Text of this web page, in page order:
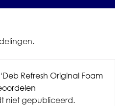
Refresh Original Foam
niet gepubliceerd.